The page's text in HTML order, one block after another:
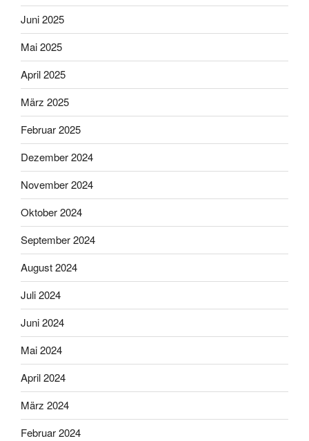
Juni 2025
Mai 2025
April 2025
März 2025
Februar 2025
Dezember 2024
November 2024
Oktober 2024
September 2024
August 2024
Juli 2024
Juni 2024
Mai 2024
April 2024
März 2024
Februar 2024